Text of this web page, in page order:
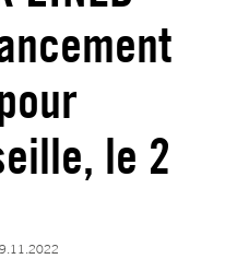
le 2